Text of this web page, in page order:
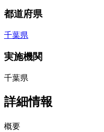
都道府県
千葉県
実施機関
千葉県
詳細情報
概要